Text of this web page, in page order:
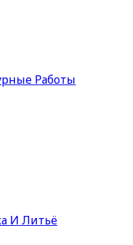
Работы
И Литьё